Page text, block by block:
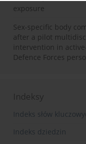
exposure
Sex-specific body
after a pilot
intervention in
Defence Forces
Indeksy
Indeks słów
Indeks dziedzin